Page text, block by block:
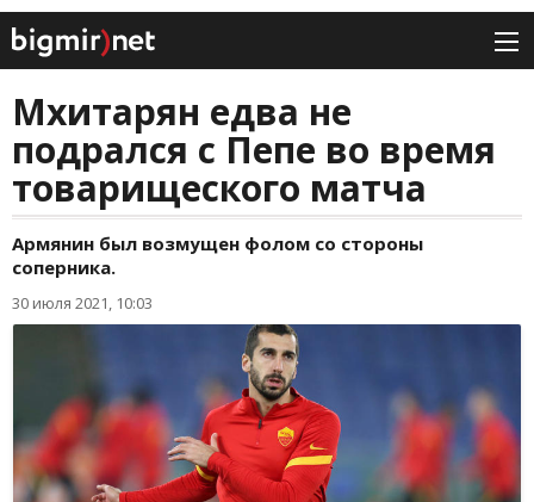
Мхитарян едва не
подрался с Пепе во время
товарищеского матча
Армянин был возмущен фолом со стороны
соперника.
30 июля 2021, 10:03